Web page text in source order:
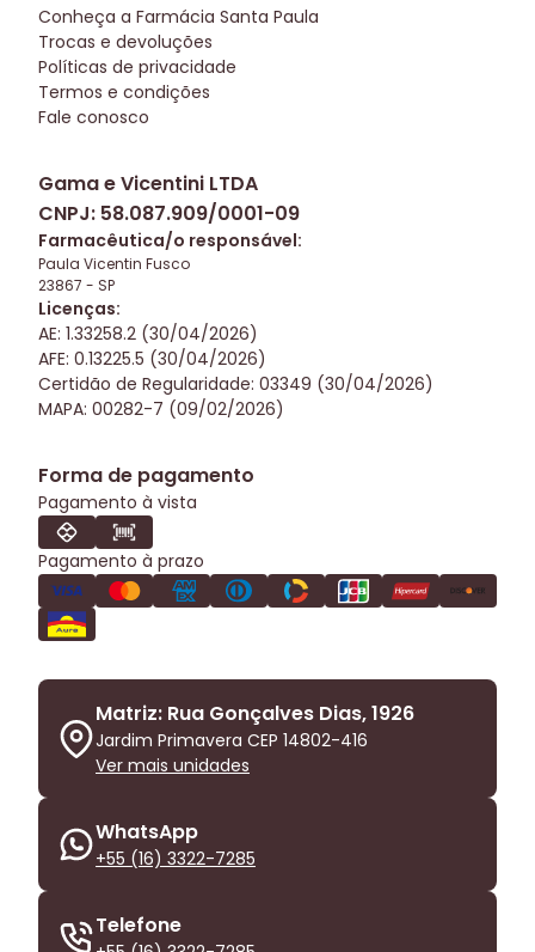
Conheça a Farmácia Santa Paula
Trocas e devoluções
Políticas de privacidade
Termos e condições
Fale conosco
Gama e Vicentini LTDA
CNPJ: 58.087.909/0001-09
Farmacêutica/o responsável:
Paula Vicentin Fusco
23867 - SP
Licenças:
AE: 1.33258.2 (30/04/2026)
AFE: 0.13225.5 (30/04/2026)
Certidão de Regularidade: 03349 (30/04/2026)
MAPA: 00282-7 (09/02/2026)
Forma de pagamento
Pagamento à vista
Pagamento à prazo
Matriz: Rua Gonçalves Dias, 1926
Jardim Primavera CEP 14802-416
Ver mais unidades
WhatsApp
+55 (16) 3322-7285
Telefone